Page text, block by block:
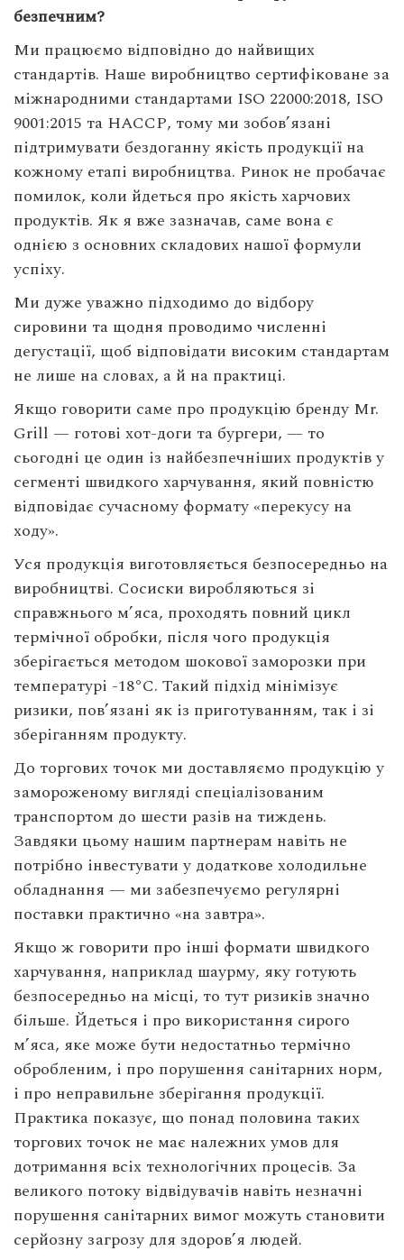
безпечним?
Ми працюємо відповідно до найвищих
стандартів. Наше виробництво сертифіковане за
міжнародними стандартами ISO 22000:2018, ISO
9001:2015 та НАССР, тому ми зобов’язані
підтримувати бездоганну якість продукції на
кожному етапі виробництва. Ринок не пробачає
помилок, коли йдеться про якість харчових
продуктів. Як я вже зазначав, саме вона є
однією з основних складових нашої формули
успіху.
Ми дуже уважно підходимо до відбору
сировини та щодня проводимо численні
дегустації, щоб відповідати високим стандартам
не лише на словах, а й на практиці.
Якщо говорити саме про продукцію бренду Mr.
Grill — готові хот-доги та бургери, — то
сьогодні це один із найбезпечніших продуктів у
сегменті швидкого харчування, який повністю
відповідає сучасному формату «перекусу на
ходу».
Уся продукція виготовляється безпосередньо на
виробництві. Сосиски виробляються зі
справжнього м’яса, проходять повний цикл
термічної обробки, після чого продукція
зберігається методом шокової заморозки при
температурі -18°C. Такий підхід мінімізує
ризики, пов’язані як із приготуванням, так і зі
зберіганням продукту.
До торгових точок ми доставляємо продукцію у
замороженому вигляді спеціалізованим
транспортом до шести разів на тиждень.
Завдяки цьому нашим партнерам навіть не
потрібно інвестувати у додаткове холодильне
обладнання — ми забезпечуємо регулярні
поставки практично «на завтра».
Якщо ж говорити про інші формати швидкого
харчування, наприклад шаурму, яку готують
безпосередньо на місці, то тут ризиків значно
більше. Йдеться і про використання сирого
м’яса, яке може бути недостатньо термічно
обробленим, і про порушення санітарних норм,
і про неправильне зберігання продукції.
Практика показує, що понад половина таких
торгових точок не має належних умов для
дотримання всіх технологічних процесів. За
великого потоку відвідувачів навіть незначні
порушення санітарних вимог можуть становити
серйозну загрозу для здоров’я людей.